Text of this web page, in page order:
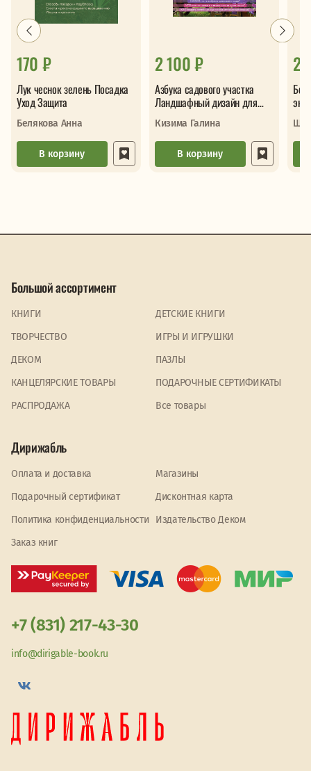
170 ₽
Лук чеснок зелень Посадка
Уход Защита
Белякова Анна
В корзину
2 100 ₽
Азбука садового участка
Ландшафный дизайн для
начинающих
Кизима Галина
В корзину
2
Большой ассортимент
КНИГИ
ДЕТСКИЕ КНИГИ
ТВОРЧЕСТВО
ИГРЫ И ИГРУШКИ
ДЕКОМ
ПАЗЛЫ
КАНЦЕЛЯРСКИЕ ТОВАРЫ
ПОДАРОЧНЫЕ СЕРТИФИКАТЫ
PАСПРОДАЖА
Все товары
Дирижабль
Оплата и доставка
Магазины
Подарочный сертификат
Дисконтная карта
Политика конфиденциальности
Издательство Деком
Заказ книг
+7 (831) 217-43-30
info@dirigable-book.ru